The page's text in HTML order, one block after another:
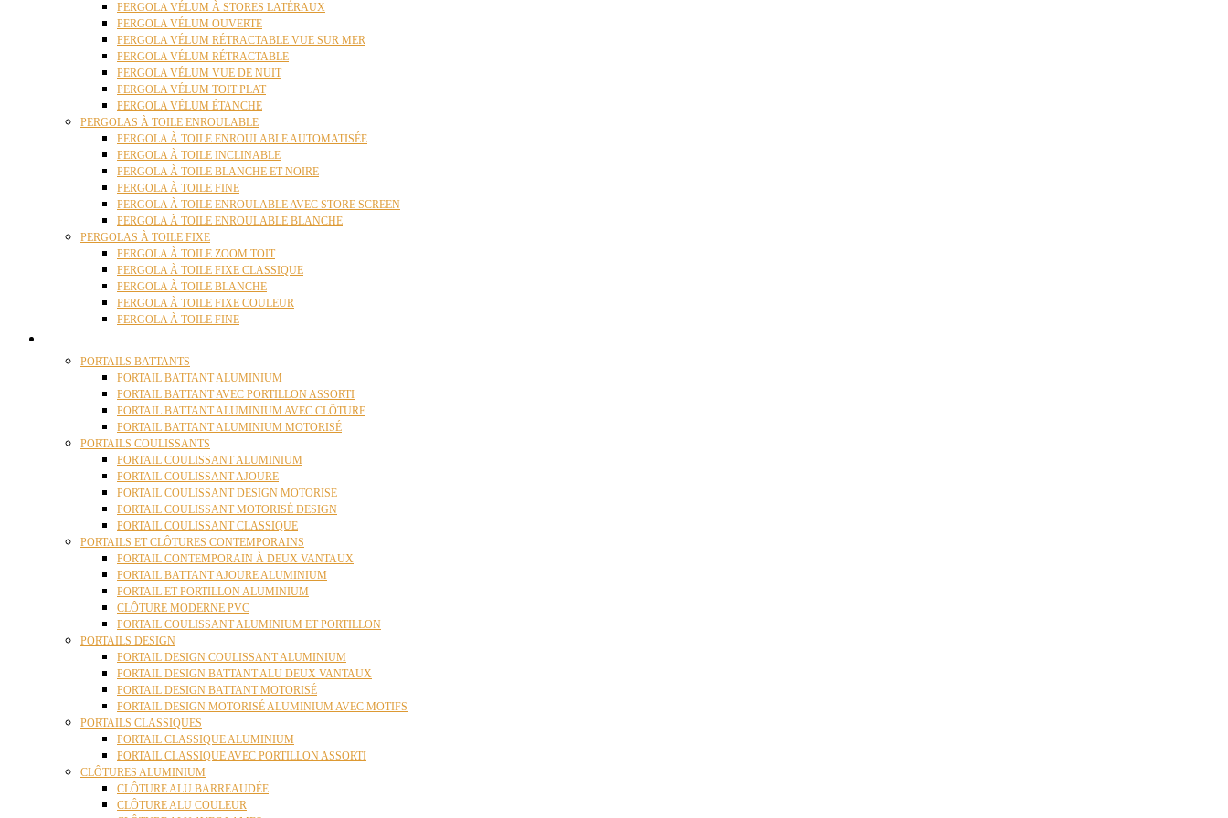
PERGOLA VÉLUM À STORES LATÉRAUX
PERGOLA VÉLUM OUVERTE
PERGOLA VÉLUM RÉTRACTABLE VUE SUR MER
PERGOLA VÉLUM RÉTRACTABLE
PERGOLA VÉLUM VUE DE NUIT
PERGOLA VÉLUM TOIT PLAT
PERGOLA VÉLUM ÉTANCHE
PERGOLAS À TOILE ENROULABLE
PERGOLA À TOILE ENROULABLE AUTOMATISÉE
PERGOLA À TOILE INCLINABLE
PERGOLA À TOILE BLANCHE ET NOIRE
PERGOLA À TOILE FINE
PERGOLA À TOILE ENROULABLE AVEC STORE SCREEN
PERGOLA À TOILE ENROULABLE BLANCHE
PERGOLAS À TOILE FIXE
PERGOLA À TOILE ZOOM TOIT
PERGOLA À TOILE FIXE CLASSIQUE
PERGOLA À TOILE BLANCHE
PERGOLA À TOILE FIXE COULEUR
PERGOLA À TOILE FINE
PORTAILS BATTANTS
PORTAIL BATTANT ALUMINIUM
PORTAIL BATTANT AVEC PORTILLON ASSORTI
PORTAIL BATTANT ALUMINIUM AVEC CLÔTURE
PORTAIL BATTANT ALUMINIUM MOTORISÉ
PORTAILS COULISSANTS
PORTAIL COULISSANT ALUMINIUM
PORTAIL COULISSANT AJOURE
PORTAIL COULISSANT DESIGN MOTORISE
PORTAIL COULISSANT MOTORISÉ DESIGN
PORTAIL COULISSANT CLASSIQUE
PORTAILS ET CLÔTURES CONTEMPORAINS
PORTAIL CONTEMPORAIN À DEUX VANTAUX
PORTAIL BATTANT AJOURE ALUMINIUM
PORTAIL ET PORTILLON ALUMINIUM
CLÔTURE MODERNE PVC
PORTAIL COULISSANT ALUMINIUM ET PORTILLON
PORTAILS DESIGN
PORTAIL DESIGN COULISSANT ALUMINIUM
PORTAIL DESIGN BATTANT ALU DEUX VANTAUX
PORTAIL DESIGN BATTANT MOTORISÉ
PORTAIL DESIGN MOTORISÉ ALUMINIUM AVEC MOTIFS
PORTAILS CLASSIQUES
PORTAIL CLASSIQUE ALUMINIUM
PORTAIL CLASSIQUE AVEC PORTILLON ASSORTI
CLÔTURES ALUMINIUM
CLÔTURE ALU BARREAUDÉE
CLÔTURE ALU COULEUR